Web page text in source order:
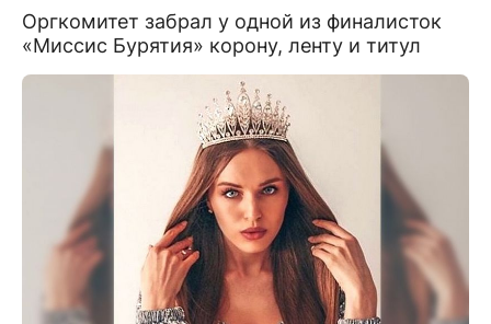
Оргкомитет забрал у одной из финалисток
«Миссис Бурятия» корону, ленту и титул